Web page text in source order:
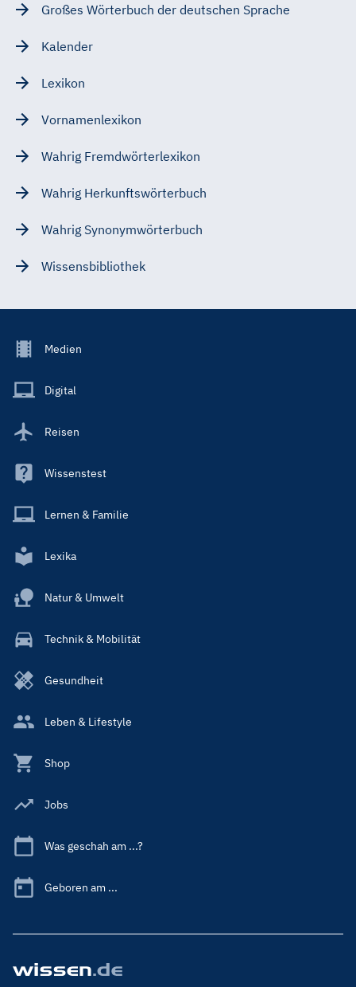
Großes Wörterbuch der deutschen Sprache
Kalender
Lexikon
Vornamenlexikon
Wahrig Fremdwörterlexikon
Wahrig Herkunftswörterbuch
Wahrig Synonymwörterbuch
Wissensbibliothek
Footer
Main
Medien
Digital
Reisen
Wissenstest
Lernen & Familie
Lexika
Natur & Umwelt
Technik & Mobilität
Gesundheit
Leben & Lifestyle
Shop
Jobs
Was geschah am ...?
Geboren am ...